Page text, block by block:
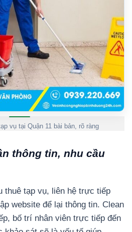
vụ tại Quận 11 bài bản, rõ ràng
thông tin, nhu cầu
thuê tạp vụ, liên hệ trực tiếp
website để lại thông tin. Clean
bố trí nhân viên trực tiếp đến